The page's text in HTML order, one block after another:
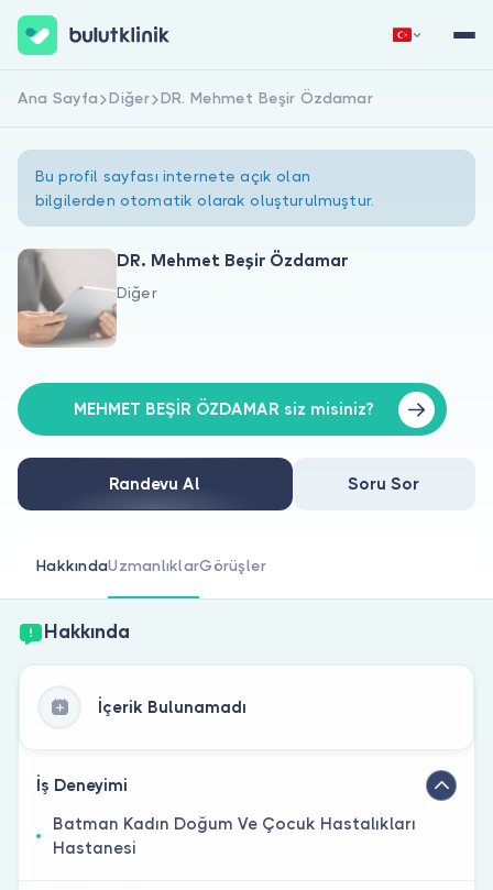
Hakkımızda
Doktorlar için
Doktor musunuz?
Hemen Kaydol Giriş Yap
Ana Sayfa Diğer DR. Mehmet Beşir Özdamar
Bu profil sayfası internete açık olan
bilgilerden otomatik olarak oluşturulmuştur.
DR. Mehmet Beşir Özdamar
Diğer
MEHMET BEŞİR ÖZDAMAR siz misiniz?
Randevu Al Soru Sor
HakkındaUzmanlıklarGörüşler
Hakkında
İçerik Bulunamadı
İş Deneyimi
Batman Kadın Doğum Ve Çocuk Hastalıkları
Hastanesi